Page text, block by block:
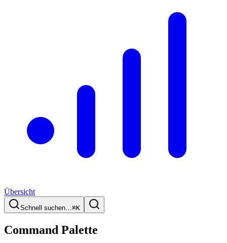
Übersicht
Schnell suchen…⌘K
Command Palette